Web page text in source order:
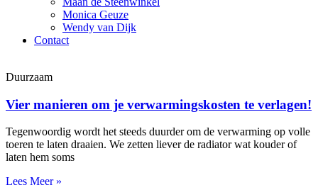
Monica Geuze
Wendy van Dijk
Contact
Duurzaam
Vier manieren om je verwarmingskosten te verlagen!
Tegenwoordig wordt het steeds duurder om de verwarming op volle
toeren te laten draaien. We zetten liever de radiator wat kouder of
laten hem soms
Lees Meer »